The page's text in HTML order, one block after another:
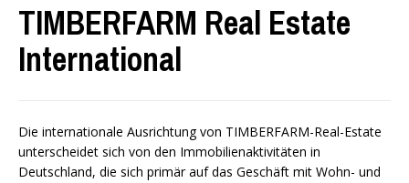
TIMBERFARM Real Estate
International
Die internationale Ausrichtung von TIMBERFARM-Real-Estate
unterscheidet sich von den Immobilienaktivitäten in
Deutschland, die sich primär auf das Geschäft mit Wohn- und